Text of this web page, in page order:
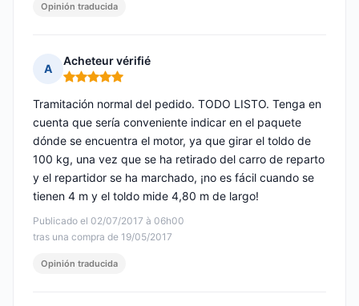
Opinión traducida
A
Acheteur vérifié
Nota: 5 de 5
Publicado el 02/07/2017 à 06h00
tras una compra de 19/05/2017
Tramitación normal del pedido. TODO LISTO. Tenga en
cuenta que sería conveniente indicar en el paquete
dónde se encuentra el motor, ya que girar el toldo de
100 kg, una vez que se ha retirado del carro de reparto
y el repartidor se ha marchado, ¡no es fácil cuando se
tienen 4 m y el toldo mide 4,80 m de largo!
Opinión traducida